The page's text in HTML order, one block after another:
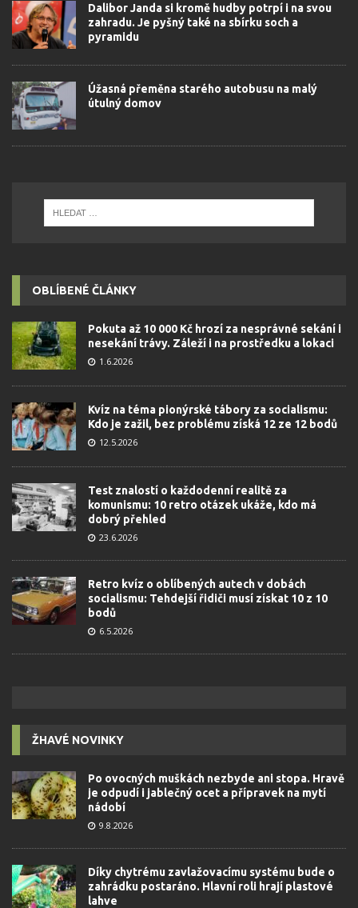
Dalibor Janda si kromě hudby potrpí i na svou
zahradu. Je pyšný také na sbírku soch a
pyramidu
Úžasná přeměna starého autobusu na malý
útulný domov
OBLÍBENÉ ČLÁNKY
Pokuta až 10 000 Kč hrozí za nesprávné sekání i
nesekání trávy. Záleží i na prostředku a lokaci
1.6.2026
Kvíz na téma pionýrské tábory za socialismu:
Kdo je zažil, bez problému získá 12 ze 12 bodů
12.5.2026
Test znalostí o každodenní realitě za
komunismu: 10 retro otázek ukáže, kdo má
dobrý přehled
23.6.2026
Retro kvíz o oblíbených autech v dobách
socialismu: Tehdejší řidiči musí získat 10 z 10
bodů
6.5.2026
ŽHAVÉ NOVINKY
Po ovocných muškách nezbyde ani stopa. Hravě
je odpudí i jablečný ocet a přípravek na mytí
nádobí
9.8.2026
Díky chytrému zavlažovacímu systému bude o
zahrádku postaráno. Hlavní roli hrají plastové
lahve